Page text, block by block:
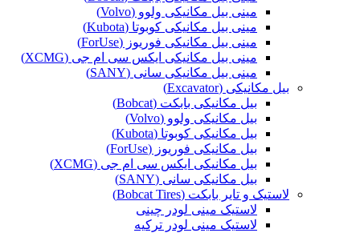
مینی بیل مکانیکی ولوو (Volvo)
مینی بیل مکانیکی کوبوتا (Kubota)
مینی بیل مکانیکی فوریوز (ForUse)
مینی بیل مکانیکی ایکس سی ام جی (XCMG)
مینی بیل مکانیکی سانی (SANY)
بیل مکانیکی (Excavator)
بیل مکانیکی بابکت (Bobcat)
بیل مکانیکی ولوو (Volvo)
بیل مکانیکی کوبوتا (Kubota)
بیل مکانیکی فوریوز (ForUse)
بیل مکانیکی ایکس سی ام جی (XCMG)
بیل مکانیکی سانی (SANY)
لاستیک و تایر بابکت (Bobcat Tires)
لاستیک مینی لودر چینی
لاستیک مینی لودر ترکیه